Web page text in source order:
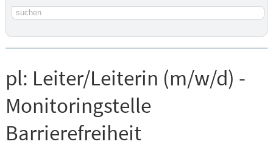
Suchbegriff
pl: Leiter/Leiterin (m/w/d) -
Monitoringstelle
Barrierefreiheit